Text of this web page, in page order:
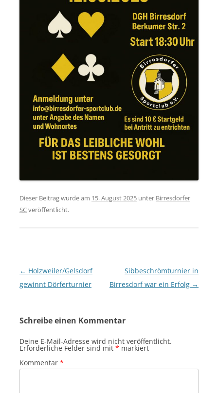
Dieser Beitrag wurde am 15. August 2025 unter Birresdorfer
SCveröffentlicht.
Beitragsnavigation
← Holzweiler/Gelsdorf
gewinnt Dörferturnier
Sibbeschrömturnier in
Birresdorf war ein Erfolg →
Schreibe einen Kommentar
Deine E-Mail-Adresse wird nicht veröffentlicht.
Erforderliche Felder sind mit * markiert
Kommentar *